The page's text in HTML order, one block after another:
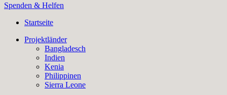
Spenden & Helfen
Startseite
Projektländer
Bangladesch
Indien
Kenia
Philippinen
Sierra Leone